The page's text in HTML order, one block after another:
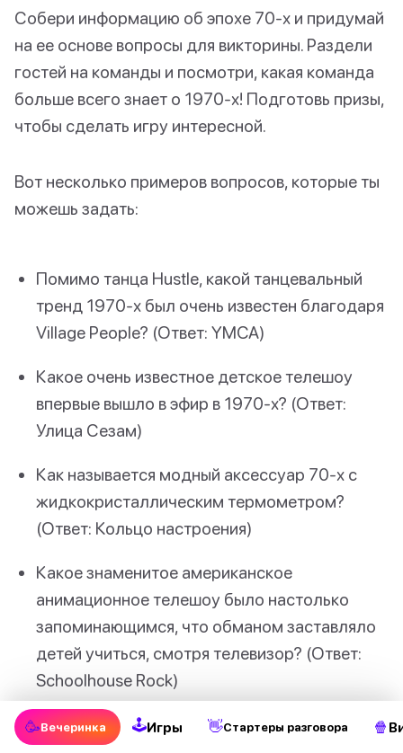
Собери информацию об эпохе 70-х и придумай
на ее основе вопросы для викторины. Раздели
гостей на команды и посмотри, какая команда
больше всего знает о 1970-х! Подготовь призы,
чтобы сделать игру интересной.
Вот несколько примеров вопросов, которые ты
можешь задать:
Помимо танца Hustle, какой танцевальный
тренд 1970-х был очень известен благодаря
Village People? (Ответ: YMCA)
Какое очень известное детское телешоу
впервые вышло в эфир в 1970-х? (Ответ:
Улица Сезам)
Как называется модный аксессуар 70-х с
жидкокристаллическим термометром?
(Ответ: Кольцо настроения)
Какое знаменитое американское
анимационное телешоу было настолько
запоминающимся, что обманом заставляло
детей учиться, смотря телевизор? (Ответ:
Schoolhouse Rock)
Как называлась космическая опера
🥳Вечеринка 🕹Игры 👋Стартеры разговора 🍿